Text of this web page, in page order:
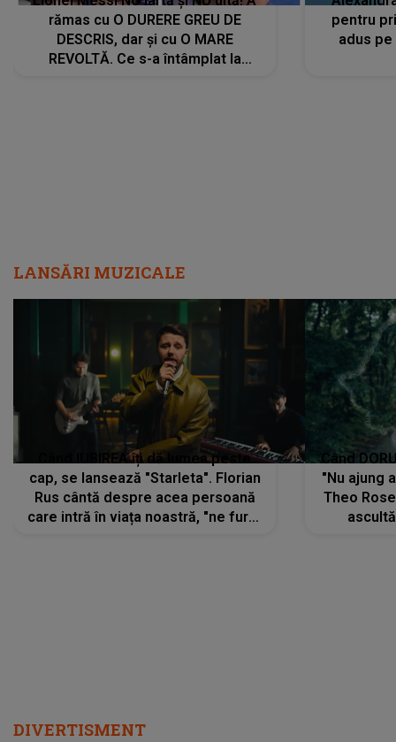
rămas cu O DURERE GREU DE
DESCRIS, dar și cu O MARE
REVOLTĂ. Ce s-a întâmplat la
pentru
adus
LANSĂRI MUZICALE
Când IUBIREA îți dă lumea peste
cap, se lansează "Starleta". Florian
Rus cântă despre acea persoană
care intră în viața noastră, "ne fură"
Când
"Nu ajung
Theo
DIVERTISMENT